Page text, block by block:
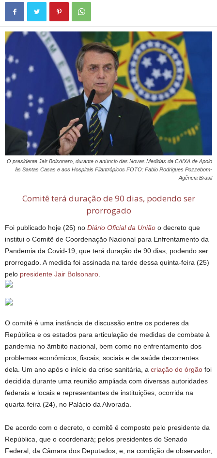
O presidente Jair Bolsonaro, durante o anúncio das Novas Medidas da CAIXA de Apoio
às Santas Casas e aos Hospitais Filantrópicos FOTO: Fabio Rodrigues Pozzebom-
Agência Brasil
Comitê terá duração de 90 dias, podendo ser
prorrogado
Foi publicado hoje (26) no Diário Oficial da União o decreto que
institui o Comitê de Coordenação Nacional para Enfrentamento da
Pandemia da Covid-19, que terá duração de 90 dias, podendo ser
prorrogado. A medida foi assinada na tarde dessa quinta-feira (25)
pelo presidente Jair Bolsonaro
O comitê é uma instância de discussão entre os poderes da
República e os estados para articulação de medidas de combate à
pandemia no âmbito nacional, bem como no enfrentamento dos
problemas econômicos, fiscais, sociais e de saúde decorrentes
dela. Um ano após o início da crise sanitária, a criação do órgão foi
decidida durante uma reunião ampliada com diversas autoridades
federais e locais e representantes de instituições, ocorrida na
quarta-feira (24), no Palácio da Alvorada.
De acordo com o decreto, o comitê é composto pelo presidente da
República, que o coordenará; pelos presidentes do Senado
Federal; da Câmara dos Deputados; e, na condição de observador,